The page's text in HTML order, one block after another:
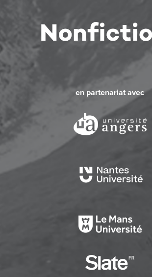
en partenariat avec